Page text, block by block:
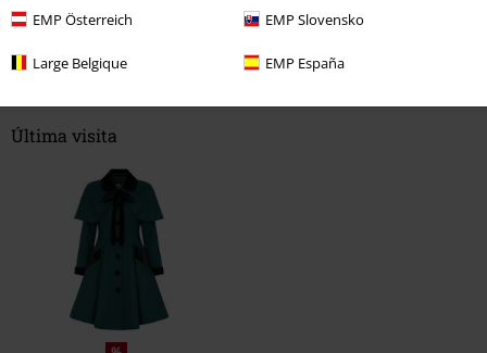
EMP Österreich EMP Slovensko
Large Belgique EMP España
Enviar comentario
Última visita